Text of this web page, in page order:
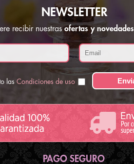
NEWSLETTER
recibir nuestrasofertas y novedades
las Condiciones de uso
PAGO SEGURO